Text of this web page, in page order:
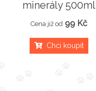
minerály 500ml
Cena již od 99 Kč
Chci koupit